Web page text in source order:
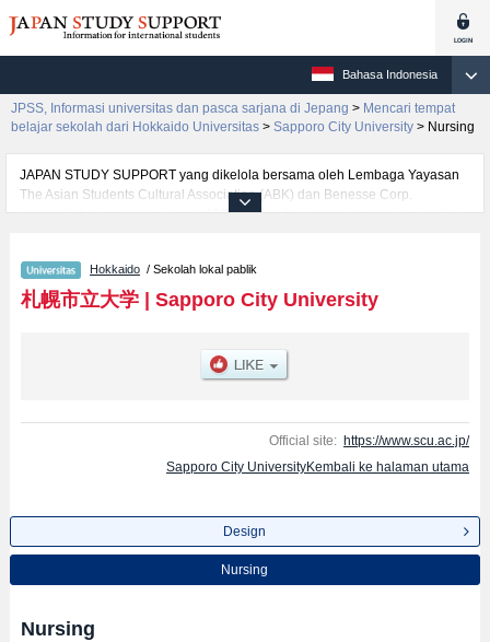
Bahasa Indonesia
JPSS, Informasi universitas dan pasca sarjana di Jepang > Mencari tempat
belajar sekolah dari Hokkaido Universitas > Sapporo City University > Nursing
JAPAN STUDY SUPPORT yang dikelola bersama oleh Lembaga Yayasan
The Asian Students Cultural Association (ABK) dan Benesse Corp.
menyediakan informasi sekitar 1300 universitas, pascasarjana, universitas
informasi per fakultas seperti Fakultas DesignatauFakultas Nursing, serta
berbagai informasi yang berguna bagi mahasiswa(i) mancanegara seperti
kuota untuk jumlah pendaftar dan jumlah kelulusan ujian masuk
kampus, akses jalan, dan lainnya. Silakan memanfaatkannya.
Hokkaido / Sekolah lokal pablik
札幌市立大学| Sapporo City University
Official site: https://www.scu.ac.jp/
Sapporo City UniversityKembali ke halaman utama
Design
Nursing
Nursing